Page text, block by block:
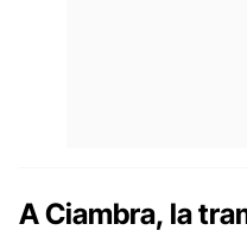
A Ciambra, la